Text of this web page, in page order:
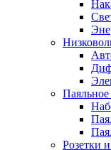
Паяльное
Розетки